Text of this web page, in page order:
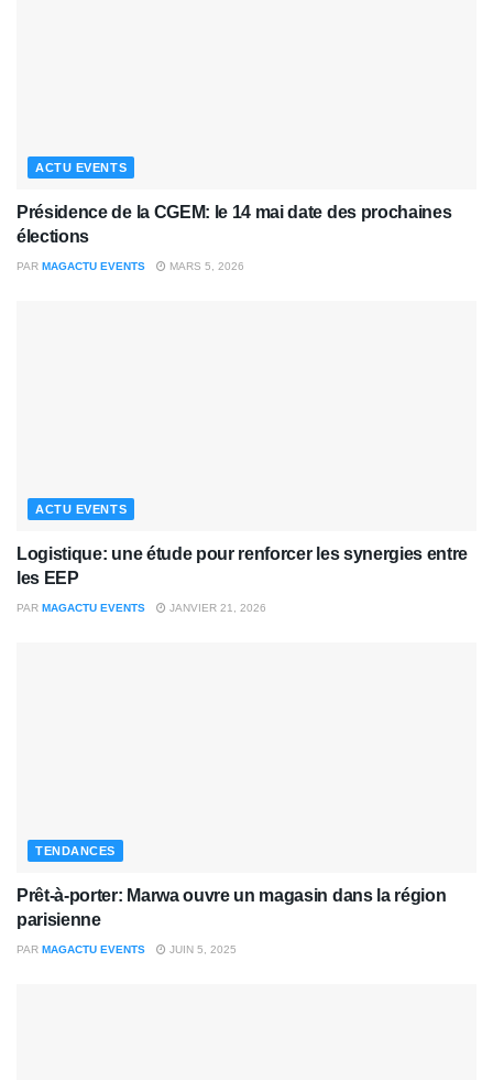
ACTU EVENTS
Présidence de la CGEM: le 14 mai date des prochaines
élections
PAR MAGACTU EVENTS MARS 5, 2026
ACTU EVENTS
Logistique: une étude pour renforcer les synergies entre
les EEP
PAR MAGACTU EVENTS JANVIER 21, 2026
TENDANCES
Prêt-à-porter: Marwa ouvre un magasin dans la région
parisienne
PAR MAGACTU EVENTS JUIN 5, 2025